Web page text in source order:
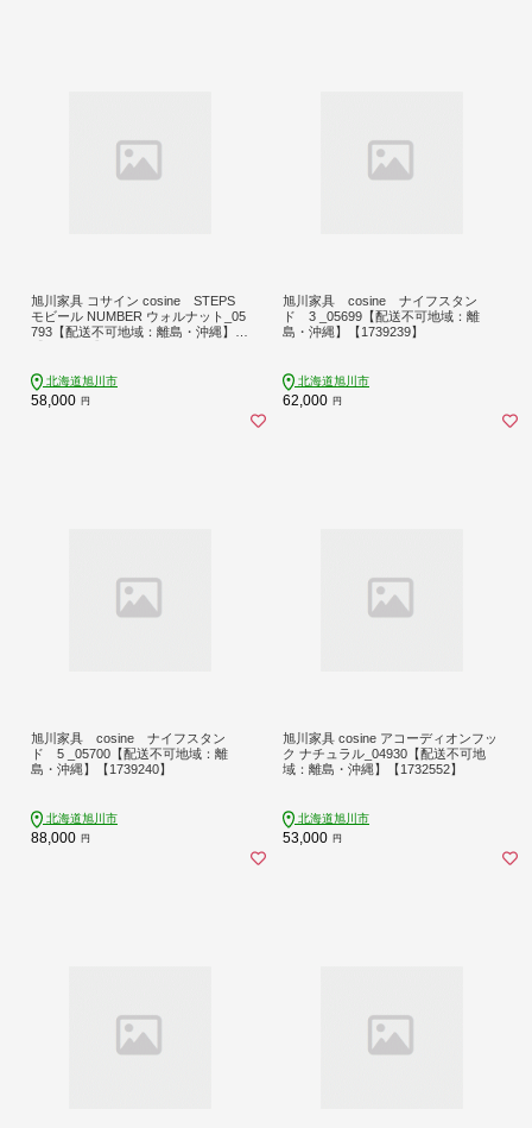
旭川家具 コサイン cosine STEPS
モビール NUMBER ウォルナット_05
793【配送不可地域：離島・沖縄】
北海道旭川市
58,000 円
旭川家具 cosine ナイフスタン
ド 3 _05699【配送不可地域：離
島・沖縄】【1739239】
北海道旭川市
62,000 円
旭川家具 cosine ナイフスタン
ド 5 _05700【配送不可地域：離
島・沖縄】【1739240】
北海道旭川市
88,000 円
旭川家具 cosine アコーディオンフッ
ク ナチュラル_04930【配送不可地
域：離島・沖縄】【1732552】
北海道旭川市
53,000 円